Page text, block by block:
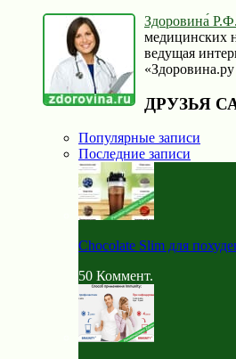
Здоровина́ Р.Ф.
медицинских
ведущая
«Здоровина.ру
ДРУЗЬЯ
Популярные записи
Последние записи
Chocolate Slim для
50 Коммент.